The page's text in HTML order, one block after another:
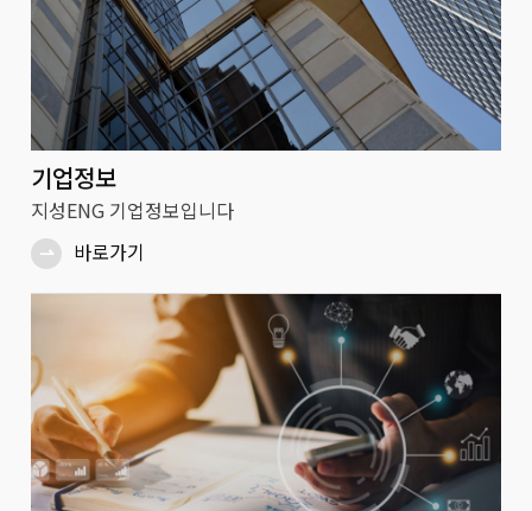
기업정보
지성ENG 기업정보입니다
⇀ 바로가기